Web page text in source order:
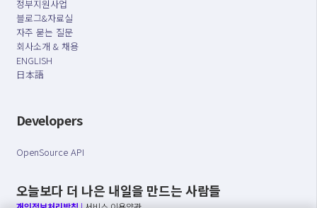
정부지원사업
블로그&자료실
자주 묻는 질문
회사소개 & 채용
ENGLISH
日本語
Developers
OpenSource API
오늘보다 더 나은 내일을 만드는 사람들